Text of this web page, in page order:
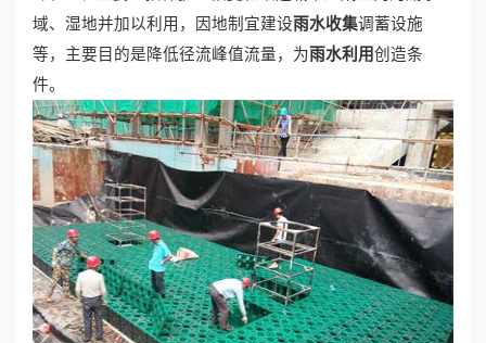
域、湿地并加以利用，因地制宜建设雨水收集调蓄设施
等，主要目的是降低径流峰值流量，为雨水利用创造条
件。